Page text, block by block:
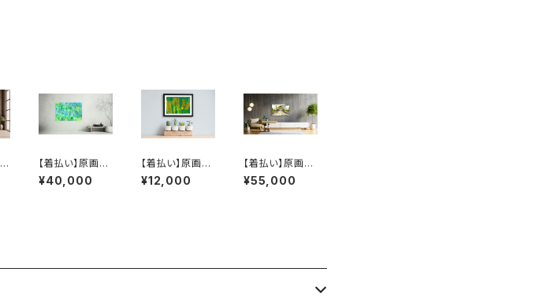
【着払い】原画：
OM（Illustrator
弓山諒）
¥40,000
【着払い】原画：
とうきび（Illustr
ator 田中楓）
¥12,000
【着払い】原画：
タージマハル（Ill
ustrator 笹原竜
¥55,000